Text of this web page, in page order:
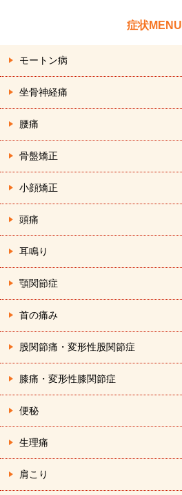
症状MENU
モートン病
坐骨神経痛
腰痛
骨盤矯正
小顔矯正
頭痛
耳鳴り
顎関節症
首の痛み
股関節痛・変形性股関節症
膝痛・変形性膝関節症
便秘
生理痛
肩こり